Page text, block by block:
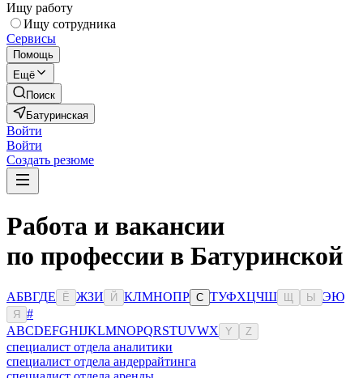
Ищу работу
Ищу сотрудника
Сервисы
Помощь
Ещё
Поиск
Батуринская
Войти
Войти
Создать резюме
Работа и вакансии
по профессии в Батуринской
АБВГДЕ Ё ЖЗИ Й КЛМНОПР С ТУФХЦЧШ Ы ЭЮ
Я
#
ABCDEFGHIJKLMNOPQRSTUVWX Y Z
специалист отдела аналитики
специалист отдела андеррайтинга